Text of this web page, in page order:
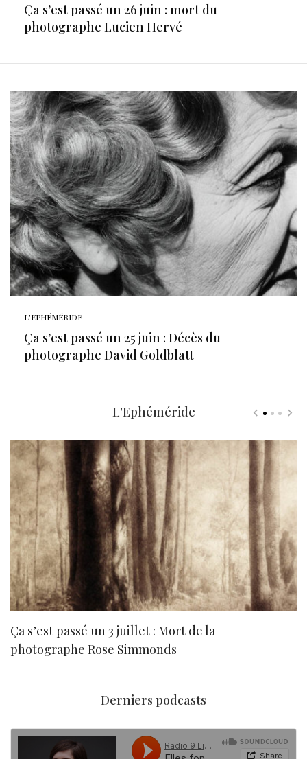
Ça s’est passé un 26 juin : mort du
photographe Lucien Hervé
L'EPHÉMÉRIDE
Ça s’est passé un 25 juin : Décès du
photographe David Goldblatt
L'Ephéméride
Ça s’est passé un 3 juillet : Mort de la
photographe Rose Simmonds
Derniers podcasts